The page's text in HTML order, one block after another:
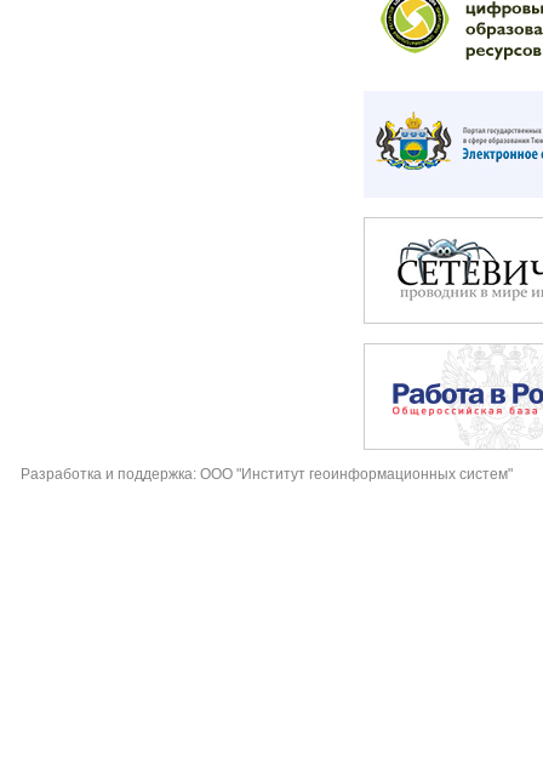
Разработка и поддержка: ООО "Институт геоинформационных систем"